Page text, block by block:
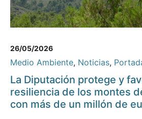
26/05/2026
Medio Ambiente, Noticias,
La Diputación protege y
resiliencia de los montes
con más de un millón de